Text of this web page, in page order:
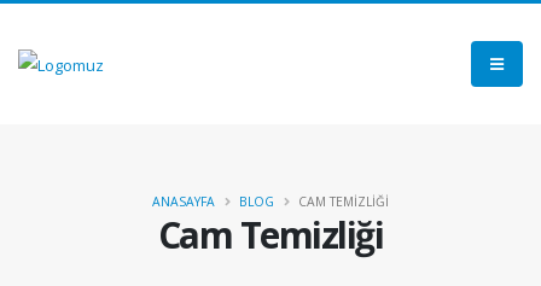
Cam Temizliği
ANASAYFA BLOG CAM TEMİZLİĞİ